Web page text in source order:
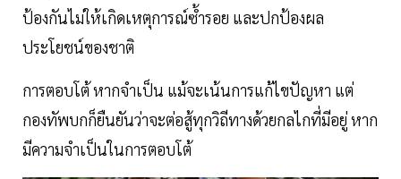
ป้องกันไม่ให้เกิดเหตุการณ์ซ้ำรอย และปกป้องผล
ประโยชน์ของชาติ
การตอบโต้ หากจำเป็น แม้จะเน้นการแก้ไขปัญหา แต่
กองทัพบกก็ยืนยันว่าจะต่อสู้ทุกวิถีทางด้วยกลไกที่มีอยู่ หาก
มีความจำเป็นในการตอบโต้